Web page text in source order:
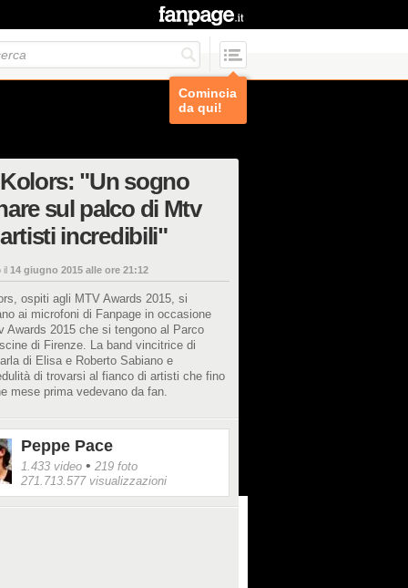
Comincia
da qui!
"Un sogno
sul palco di Mtv
incredibili"
il 14 giugno 2015 alle ore 21:12
ospiti agli MTV Awards 2015, si
ai microfoni di Fanpage in occasione
Awards 2015 che si tengono al Parco
di Firenze. La band vincitrice di
di Elisa e Roberto Sabiano e
di trovarsi al fianco di artisti che fino
mese prima vedevano da fan.
Peppe Pace
1.433 video • 219 foto
271.713.577 visualizzazioni